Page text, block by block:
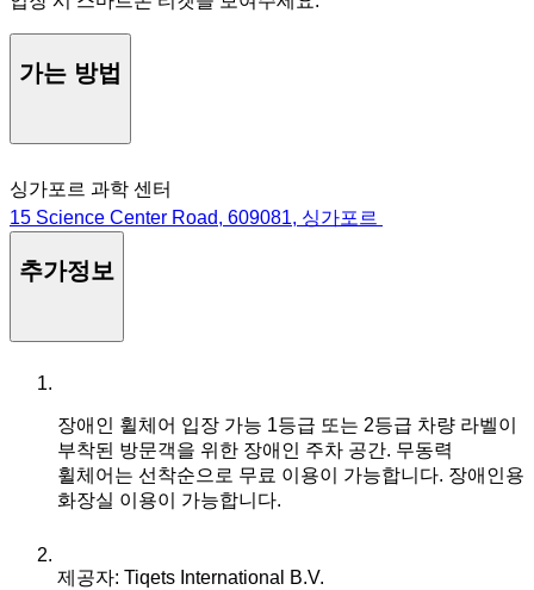
가는 방법
싱가포르 과학 센터
15 Science Center Road, 609081, 싱가포르
추가정보
장애인 휠체어 입장 가능 1등급 또는 2등급 차량 라벨이
부착된 방문객을 위한 장애인 주차 공간. 무동력
휠체어는 선착순으로 무료 이용이 가능합니다. 장애인용
화장실 이용이 가능합니다.
제공자: Tiqets International B.V.